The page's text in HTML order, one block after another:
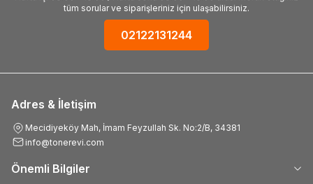
tüm sorular ve siparişleriniz için ulaşabilirsiniz.
02122131244
Adres & İletişim
Mecidiyeköy Mah, İmam Feyzullah Sk. No:2/B, 34381
info@tonerevi.com
Önemli Bilgiler